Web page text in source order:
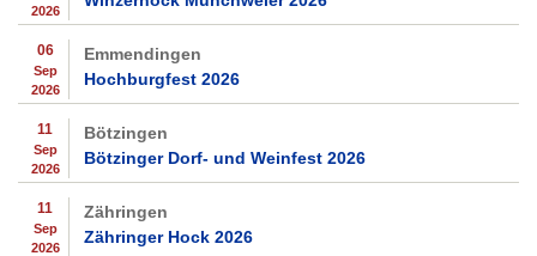
2026
06
Sep
2026
Emmendingen
Hochburgfest 2026
11
Sep
2026
Bötzingen
Bötzinger Dorf- und Weinfest 2026
11
Sep
2026
Zähringen
Zähringer Hock 2026